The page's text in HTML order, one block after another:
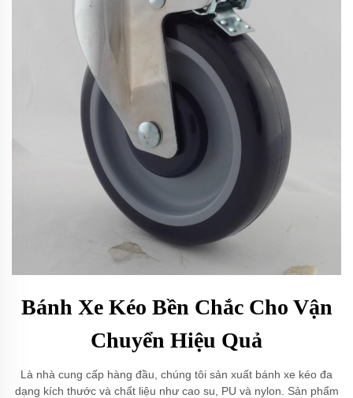
Bánh Xe Kéo Bền Chắc Cho Vận
Chuyển Hiệu Quả
Là nhà cung cấp hàng đầu, chúng tôi sản xuất bánh xe kéo đa
dạng kích thước và chất liệu như cao su, PU và nylon. Sản phẩm